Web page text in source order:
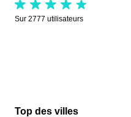
Sur 2777 utilisateurs
Top des villes